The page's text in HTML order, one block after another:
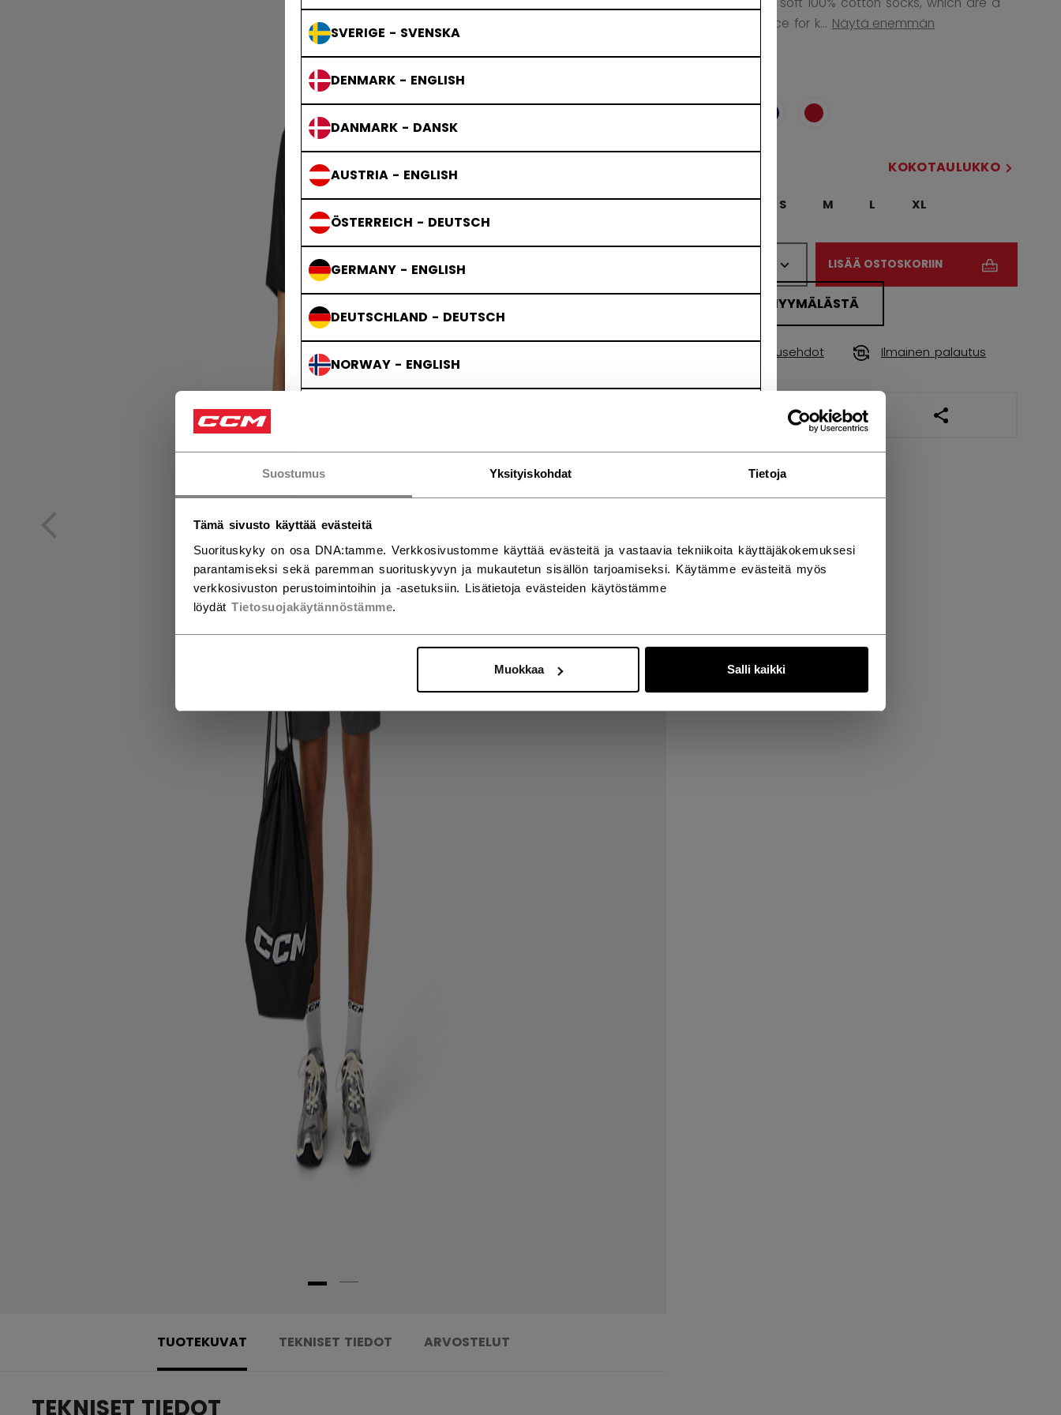
Suostumus Yksityiskohdat Tietoja
Tämä sivusto käyttää evästeitä
Suorituskyky on osa DNA:tamme. Verkkosivustomme käyttää evästeitä ja vastaavia tekniikoita käyttäjäkokemuksesi
parantamiseksi sekä paremman suorituskyvyn ja mukautetun sisällön tarjoamiseksi. Käytämme evästeitä myös
verkkosivuston perustoimintoihin ja -asetuksiin. Lisätietoja evästeiden käytöstämme
löydät Tietosuojakäytännöstämme.
Muokkaa Salli kaikki
SVERIGE - SVENSKA
DENMARK - ENGLISH
DANMARK - DANSK
AUSTRIA - ENGLISH
ÖSTERREICH - DEUTSCH
GERMANY - ENGLISH
DEUTSCHLAND - DEUTSCH
NORWAY - ENGLISH
great choice for k... Näytä enemmän
selected
KOKOTAULUKKO
XS S M L XL
LISÄÄ OSTOSKORIIN
ETSI MYYMÄLÄSTÄ
Toimitusehdot Ilmainen palautus
AVAA
TUOTEKUVAT TEKNISET TIEDOT ARVOSTELUT
TEKNISET TIEDOT